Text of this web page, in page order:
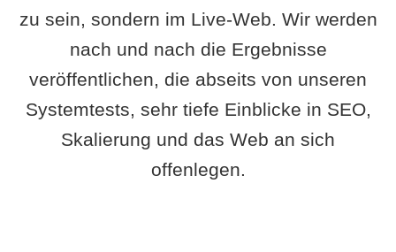
zu sein, sondern im Live-Web. Wir werden
nach und nach die Ergebnisse
veröffentlichen, die abseits von unseren
Systemtests, sehr tiefe Einblicke in SEO,
Skalierung und das Web an sich
offenlegen.